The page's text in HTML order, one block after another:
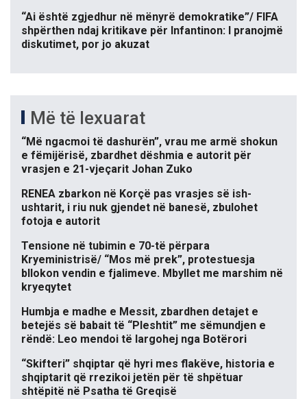
“Ai është zgjedhur në mënyrë demokratike”/ FIFA
shpërthen ndaj kritikave për Infantinon: I pranojmë
diskutimet, por jo akuzat
Më të lexuarat
“Më ngacmoi të dashurën”, vrau me armë shokun
e fëmijërisë, zbardhet dëshmia e autorit për
vrasjen e 21-vjeçarit Johan Zuko
RENEA zbarkon në Korçë pas vrasjes së ish-
ushtarit, i riu nuk gjendet në banesë, zbulohet
fotoja e autorit
Tensione në tubimin e 70-të përpara
Kryeministrisë/ “Mos më prek”, protestuesja
bllokon vendin e fjalimeve. Mbyllet me marshim në
kryeqytet
Humbja e madhe e Messit, zbardhen detajet e
betejës së babait të “Pleshtit” me sëmundjen e
rëndë: Leo mendoi të largohej nga Botërori
“Skifteri” shqiptar që hyri mes flakëve, historia e
shqiptarit që rrezikoi jetën për të shpëtuar
shtëpitë në Psatha të Greqisë